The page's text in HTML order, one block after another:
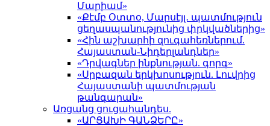
Մարիամ»
«Քէմբ Օտտօ, Մարսէյլ․ պատմություն
ցեղասպանությունից փրկվածներից»
«Հին աշխարհի զուգահեռներում.
Հայաստան-Նիդերլանդներ»
«Դրվագներ ինքնության. գորգ»
«Սրբազան երկխոսություն. Լուվրից
Հայաստանի պատմության
թանգարան»
Առցանց ցուցահանդես.
«ԱՐՑԱԽԻ ԳԱՆՁԵՐԸ»